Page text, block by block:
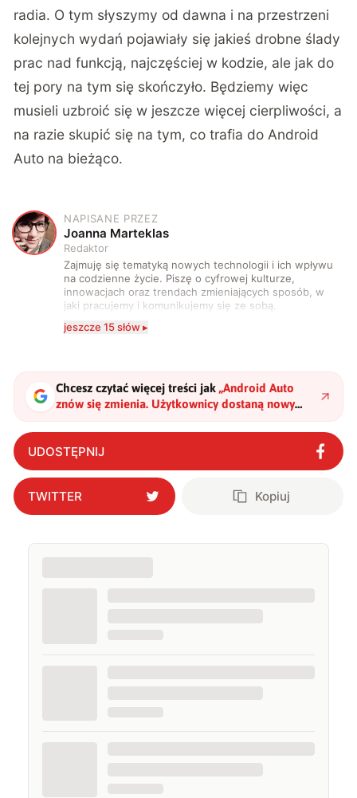
radia. O tym słyszymy od dawna i na przestrzeni
kolejnych wydań pojawiały się jakieś drobne ślady
prac nad funkcją, najczęściej w kodzie, ale jak do
tej pory na tym się skończyło. Będziemy więc
musieli uzbroić się w jeszcze więcej cierpliwości, a
na razie skupić się na tym, co trafia do Android
Auto na bieżąco.
J
NAPISANE PRZEZ
Joanna Marteklas
Redaktor
Zajmuję się tematyką nowych technologii i ich wpływu
na codzienne życie. Piszę o cyfrowej kulturze,
innowacjach oraz trendach zmieniających sposób, w
jaki pracujemy i komunikujemy się ze sobą.
Szczególnie interesuje mnie relacja między rozwojem
technologii a współczesną popkulturą. W wolnych
jeszcze 15 słów ▸
Chcesz czytać więcej treści jak „Android Auto
znów się zmienia. Użytkownicy dostaną nowy
interfejs"?
UDOSTĘPNIJ
TWITTER Kopiuj